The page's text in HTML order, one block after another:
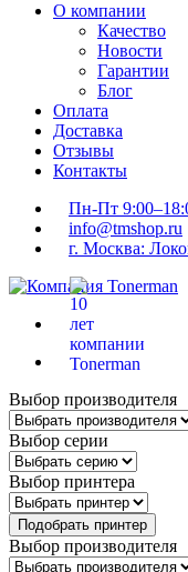
О компании
Качество
Новости
Гарантии
Блог
Оплата
Доставка
Отзывы
Контакты
Пн-Пт
info@tmshop.ru
г. Москва:
Выбор производителя
Выбор серии
Выбор принтера
Подобрать принтер
Выбор производителя